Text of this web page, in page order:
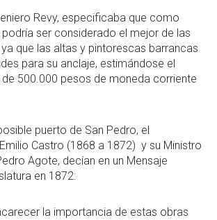
Revy, especificaba que como
ser considerado el mejor de las
que las altas y pintorescas barrancas
para su anclaje, estimándose el
500.000 pesos de moneda corriente
puerto de San Pedro, el
Castro (1868 a 1872) y su Ministro
Agote, decían en un Mensaje
en 1872:
la importancia de estas obras